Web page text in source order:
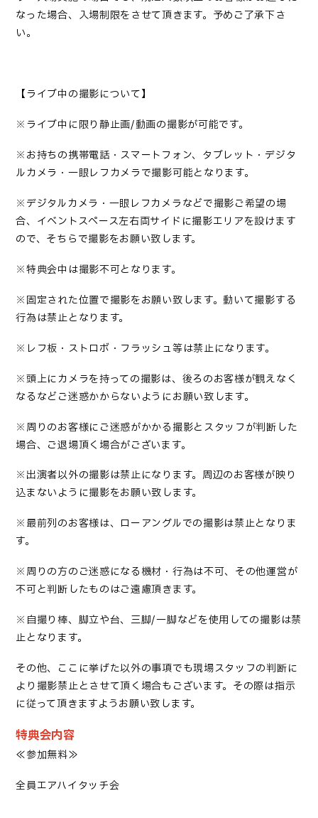
なった場合、入場制限をさせて頂きます。予めご了承下さ
い。
【ライブ中の撮影について】
※ライブ中に限り静止画/動画の撮影が可能です。
※お持ちの携帯電話・スマートフォン、タブレット・デジタ
ルカメラ・一眼レフカメラで撮影可能となります。
※デジタルカメラ・一眼レフカメラなどで撮影ご希望の場
合、イベントスペース左右両サイドに撮影エリアを設けます
ので、そちらで撮影をお願い致します。
※特典会中は撮影不可となります。
※固定された位置で撮影をお願い致します。動いて撮影する
行為は禁止となります。
※レフ板・ストロボ・フラッシュ等は禁止になります。
※頭上にカメラを持っての撮影は、後ろのお客様が観えなく
なるなどご迷惑かからないようにお願い致します。
※周りのお客様にご迷惑がかかる撮影とスタッフが判断した
場合、ご退場頂く場合がございます。
※出演者以外の撮影は禁止になります。周辺のお客様が映り
込まないように撮影をお願い致します。
※最前列のお客様は、ローアングルでの撮影は禁止となりま
す。
※周りの方のご迷惑になる機材・行為は不可、その他運営が
不可と判断したものはご遠慮頂きます。
※自撮り棒、脚立や台、三脚/一脚などを使用しての撮影は禁
止となります。
その他、ここに挙げた以外の事項でも現場スタッフの判断に
より撮影禁止とさせて頂く場合もございます。その際は指示
に従って頂きますようお願い致します。
特典会内容
≪参加無料≫
全員エアハイタッチ会